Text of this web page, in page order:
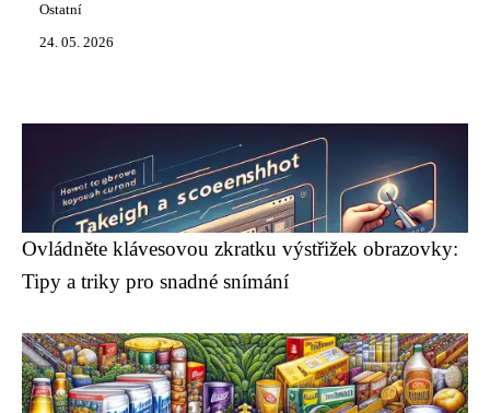
Ostatní
24. 05. 2026
Ovládněte klávesovou zkratku výstřižek obrazovky:
Tipy a triky pro snadné snímání